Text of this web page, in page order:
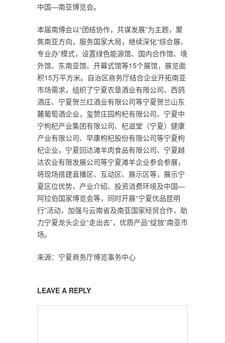
中国—南亚博览会。
本届南博会以“团结协作，共谋发展”为主题，聚
焦南亚方向，服务国家大局，继续深化“综合展、
专业办”模式，设置绿色能源馆、国内合作馆、境
外馆、东南亚馆、开幕式馆等15个展馆，展览面
积15万平方米。自治区商务厅结合企业开拓南亚
市场需求，组织了宁夏农垦酒业有限公司、西鸽
酒庄、宁夏贺兰红酒业有限公司等宁夏贺兰山东
麓葡萄酒企业，玺赞庄园枸杞有限公司、宁夏中
宁枸杞产业集团有限公司、杞滋堂（宁夏）健康
产业有限公司、早康枸杞股份有限公司等宁夏枸
杞企业，宁夏回达滩羊肉食品有限公司、宁夏越
达农业有限发展公司等宁夏滩羊企业参会参展，
将现场搭建直播区、互动区、展示区等，展示宁
夏区位优势、产业介绍、投资消费环境及中国—
阿拉伯国家博览会等，同时开展“宁夏优品昆明
行”活动，加强与云南省及南亚国家经贸合作，助
力宁夏龙头企业“走出去”，优质产品“绽放”南亚市
场。
来源：宁夏商务厅博览事务中心
LEAVE A REPLY